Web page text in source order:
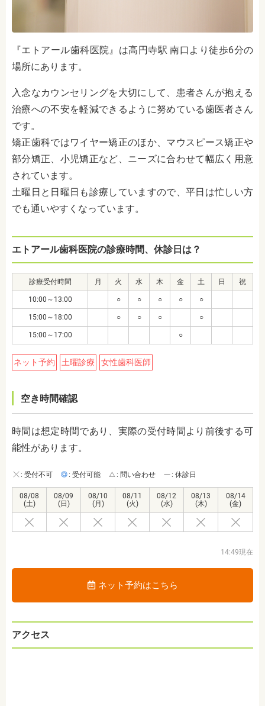
『エトアール歯科医院』は高円寺駅 南口より徒歩6分の
場所にあります。
入念なカウンセリングを大切にして、患者さんが抱える
治療への不安を軽減できるように努めている歯医者さん
です。
矯正歯科ではワイヤー矯正のほか、マウスピース矯正や
部分矯正、小児矯正など、ニーズに合わせて幅広く用意
されています。
土曜日と日曜日も診療していますので、平日は忙しい方
でも通いやすくなっています。
エトアール歯科医院の診療時間、休診日は？
診療受付時間 月 火 水 木 金 土 日 祝
10:00～13:00 ○ ○ ○ ○ ○
15:00～18:00 ○ ○ ○ ○
15:00～17:00 ○
ネット予約 土曜診療 女性歯科医師
空き時間確認
時間は想定時間であり、実際の受付時間より前後する可
能性があります。
: 受付不可 : 受付可能 : 問い合わせ : 休診日
08/08
(土)
08/09
(日)
08/10
(月)
08/11
(火)
08/12
(水)
08/13
(木)
08/14
(金)
14:49現在
ネット予約はこちら
アクセス